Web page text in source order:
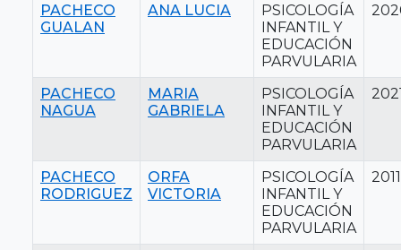
PACHECO
GUALAN
ANA LUCIA
PSICOLOGÍA
INFANTIL Y
EDUCACIÓN
PARVULARIA
PACHECO
NAGUA
MARIA
GABRIELA
PSICOLOGÍA
INFANTIL Y
EDUCACIÓN
PARVULARIA
PACHECO
RODRIGUEZ
ORFA
VICTORIA
PSICOLOGÍA
INFANTIL Y
EDUCACIÓN
PARVULARIA
2011